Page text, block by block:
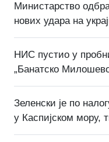
Министарство
нових удара на
НИС пустио у
„Банатско
Зеленски је по
у Каспијском мору,